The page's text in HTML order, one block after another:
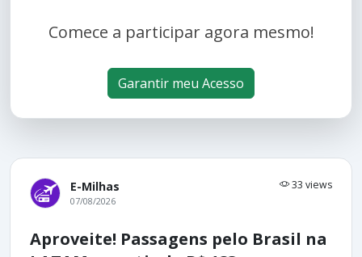
Comece a participar agora mesmo!
Garantir meu Acesso
E-Milhas 33 views
07/08/2026
Aproveite! Passagens pelo Brasil na